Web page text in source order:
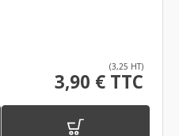
(3,25 HT)
3,90 € TTC